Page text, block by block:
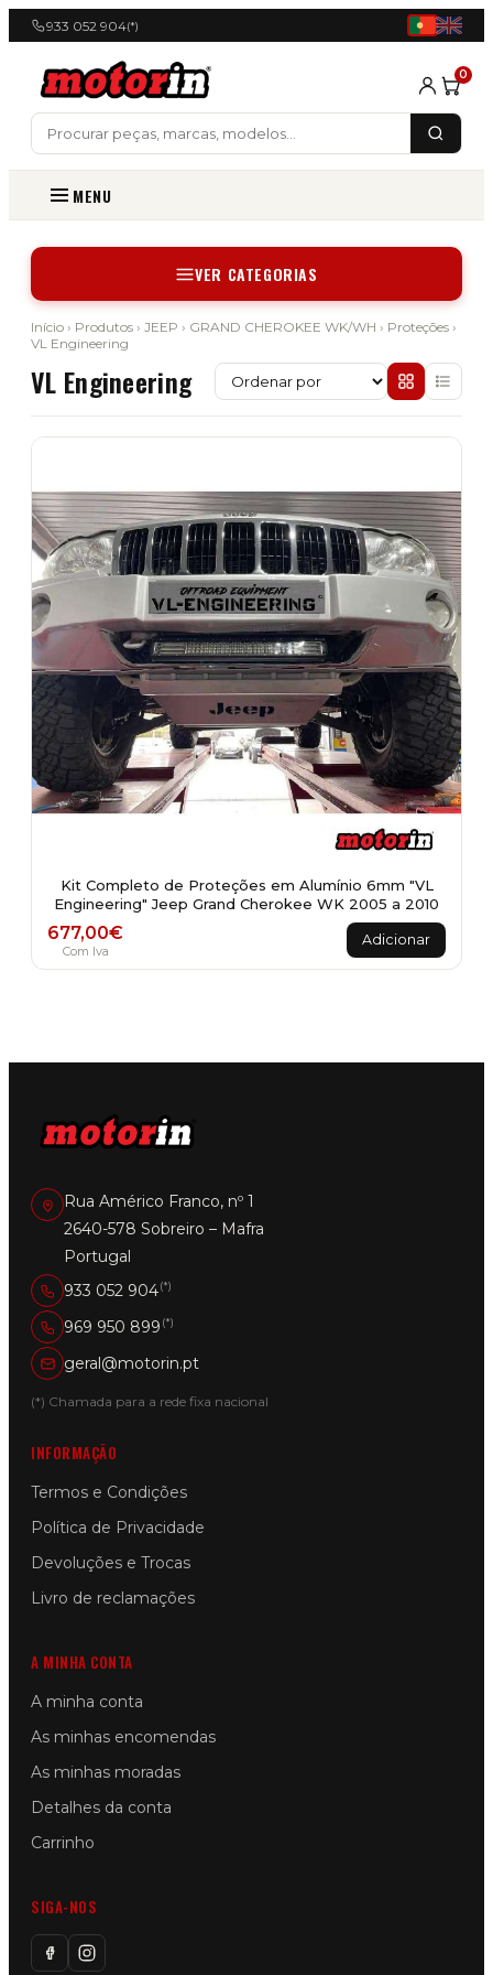
933 052 904(*)
0
MENU
VER CATEGORIAS
Início › Produtos › JEEP › GRAND CHEROKEE WK/WH › Proteções ›
VL Engineering
VL Engineering
Kit Completo de Proteções em Alumínio 6mm "VL
Engineering" Jeep Grand Cherokee WK 2005 a 2010
677,00€
Com Iva
Adicionar
Rua Américo Franco, nº 1
2640-578 Sobreiro – Mafra
Portugal
933 052 904(*)
969 950 899 (*)
geral@motorin.pt
(*) Chamada para a rede fixa nacional
INFORMAÇÃO
Termos e Condições
Política de Privacidade
Devoluções e Trocas
Livro de reclamações
A MINHA CONTA
A minha conta
As minhas encomendas
As minhas moradas
Detalhes da conta
Carrinho
SIGA-NOS